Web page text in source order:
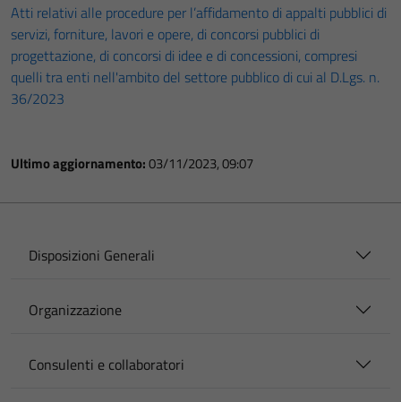
Atti relativi alle procedure per l’affidamento di appalti pubblici di
servizi, forniture, lavori e opere, di concorsi pubblici di
progettazione, di concorsi di idee e di concessioni, compresi
quelli tra enti nell'ambito del settore pubblico di cui al D.Lgs. n.
36/2023
Ultimo aggiornamento:03/11/2023, 09:07
Disposizioni Generali
Organizzazione
Consulenti e collaboratori